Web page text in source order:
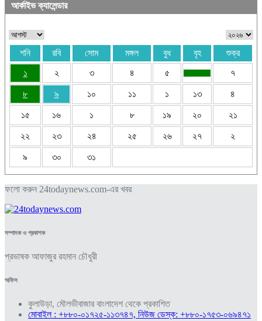
আর্কাইভ ক্যালেন্ডার
শনি রবি সোম মঙ্গল বুধ বৃহ
শুক্র
১
২ ৩ ৪ ৫ ৭
৮ ৯ ১০ ১১ ১ ১৩ ৪
১৫ ১৬ ১ ৮ ১৯ ২০ ২১
২২ ২৩ ২৪ ২৫ ২৬ ২৭ ২
৯ ৩০ ৩১
ফলো করুন 24todaynews.com-এর খবর
সম্পাদক ও প্রকাশক
প্রভাষক আফাজুর রহমান চৌধুরী
অফিস
কুলাউড়া, মৌলভীবাজার বাংলাদেশ থেকে প্রকাশিত
মোবাইল : +৮৮০-০১৭২৫-১১৩৭৪৭, নিউজ ডেস্ক: +৮৮০-১৭৫৩-০৬৯৪৭১